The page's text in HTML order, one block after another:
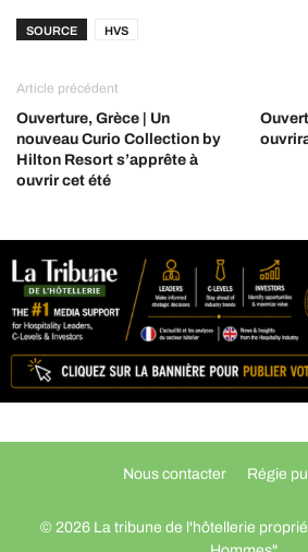
SOURCE HVS
Article précédent
Ouverture, Grèce | Un
nouveau Curio Collection by
Hilton Resort s’apprête à
ouvrir cet été
Nous contacter Régie
© 2026 La tribune de l'hôtellerie